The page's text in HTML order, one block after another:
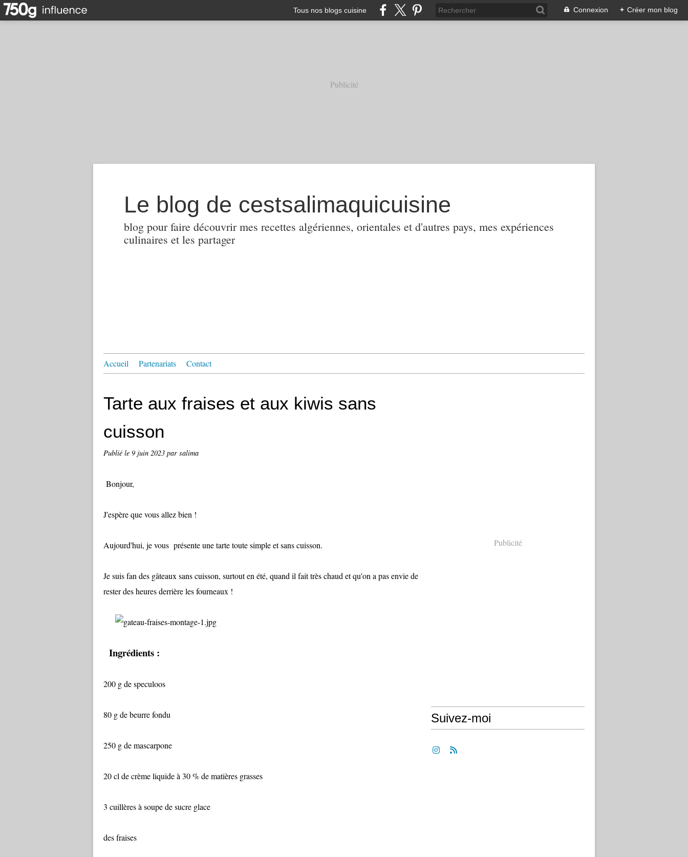
Tous nos blogs cuisine Connexion + Créer mon blog
Publicité
Le blog de cestsalimaquicuisine
blog pour faire découvrir mes recettes algériennes, orientales et d'autres pays, mes expériences
culinaires et les partager
Accueil Partenariats Contact
Tarte aux fraises et aux kiwis sans
cuisson
Publié le 9 juin 2023 par salima
Bonjour,
J'espère que vous allez bien !
Aujourd'hui, je vous présente une tarte toute simple et sans cuisson.
Je suis fan des gâteaux sans cuisson, surtout en été, quand il fait très chaud et qu'on a pas envie de
rester des heures derrière les fourneaux !
Ingrédients :
200 g de speculoos
80 g de beurre fondu
250 g de mascarpone
20 cl de crème liquide à 30 % de matières grasses
3 cuillères à soupe de sucre glace
des fraises
Publicité
Suivez-moi